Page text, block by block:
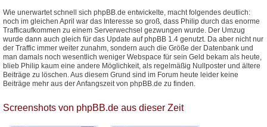
Wie unerwartet schnell sich phpBB.de entwickelte, macht folgendes deutlich:
noch im gleichen April war das Interesse so groß, dass Philip durch das enorme
Trafficaufkommen zu einem Serverwechsel gezwungen wurde. Der Umzug
wurde dann auch gleich für das Update auf phpBB 1.4 genutzt. Da aber nicht nur
der Traffic immer weiter zunahm, sondern auch die Größe der Datenbank und
man damals noch wesentlich weniger Webspace für sein Geld bekam als heute,
blieb Philip kaum eine andere Möglichkeit, als regelmäßig Nullposter und ältere
Beiträge zu löschen. Aus diesem Grund sind im Forum heute leider keine
Beiträge mehr aus der Anfangszeit von phpBB.de zu finden.
Screenshots von phpBB.de aus dieser Zeit